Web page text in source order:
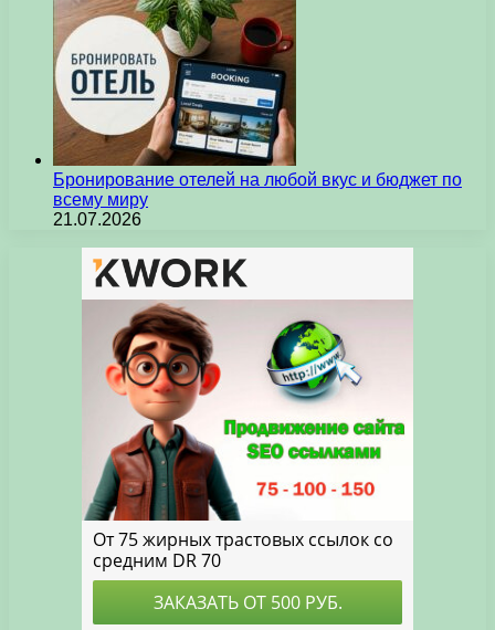
Бронирование отелей на любой вкус и бюджет по
всему миру
21.07.2026